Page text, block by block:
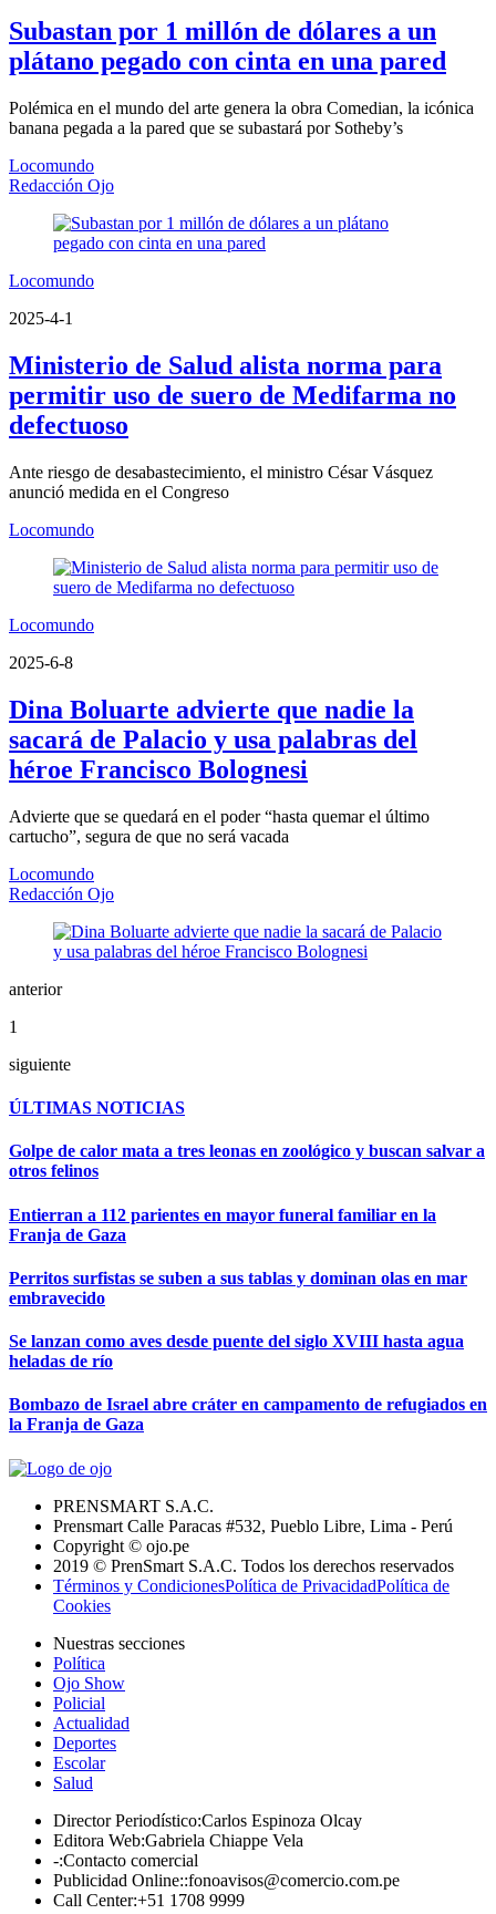
Subastan por 1 millón de dólares a un
plátano pegado con cinta en una pared
Polémica en el mundo del arte genera la obra Comedian, la icónica
banana pegada a la pared que se subastará por Sotheby’s
Locomundo
Redacción Ojo
Locomundo
2025-4-1
Ministerio de Salud alista norma para
permitir uso de suero de Medifarma no
defectuoso
Ante riesgo de desabastecimiento, el ministro César Vásquez
anunció medida en el Congreso
Locomundo
Locomundo
2025-6-8
Dina Boluarte advierte que nadie la
sacará de Palacio y usa palabras del
héroe Francisco Bolognesi
Advierte que se quedará en el poder “hasta quemar el último
cartucho”, segura de que no será vacada
Locomundo
Redacción Ojo
anterior
1
siguiente
ÚLTIMAS NOTICIAS
Golpe de calor mata a tres leonas en zoológico y buscan salvar a
otros felinos
Entierran a 112 parientes en mayor funeral familiar en la
Franja de Gaza
Perritos surfistas se suben a sus tablas y dominan olas en mar
embravecido
Se lanzan como aves desde puente del siglo XVIII hasta agua
heladas de río
Bombazo de Israel abre cráter en campamento de refugiados en
la Franja de Gaza
PRENSMART S.A.C.
Prensmart Calle Paracas #532, Pueblo Libre, Lima - Perú
Copyright © ojo.pe
2019 © PrenSmart S.A.C. Todos los derechos reservados
Términos y CondicionesPolítica de PrivacidadPolítica de
Cookies
Nuestras secciones
Política
Ojo Show
Policial
Actualidad
Deportes
Escolar
Salud
Director Periodístico:Carlos Espinoza Olcay
Editora Web:Gabriela Chiappe Vela
-:Contacto comercial
Publicidad Online::fonoavisos@comercio.com.pe
Call Center:+51 1708 9999